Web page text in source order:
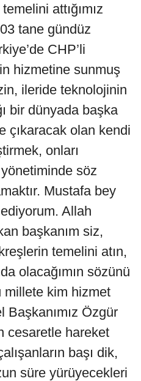
attığımız
tane gündüz
CHP’li
hizmetine sunmuş
ileride teknolojinin
bir dünyada başka
çıkaracak olan kendi
onları
söz
Mustafa bey
Allah
başkanım siz,
temelini atın,
olacağımın sözünü
millete kim hizmet
Başkanımız Özgür
cesaretle hareket
başı dik,
süre yürüyecekleri